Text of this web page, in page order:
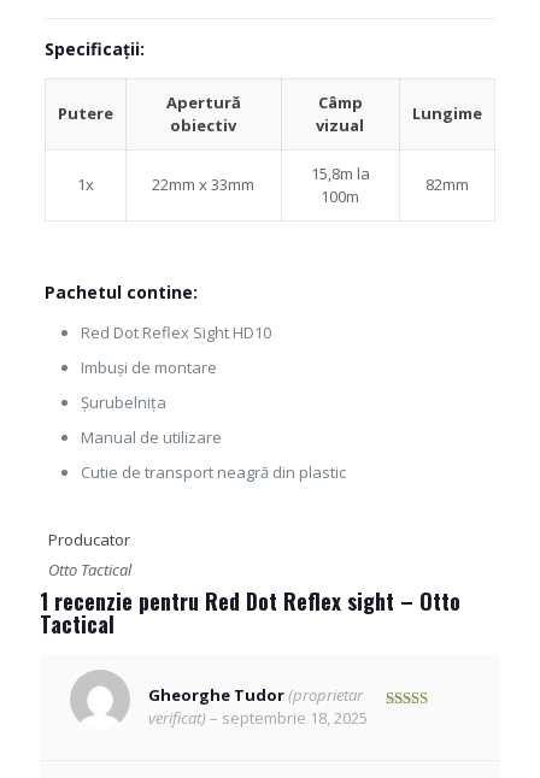
Specificații:
Putere
Apertură
obiectiv
Câmp
vizual
Lungime
1x 22mm x 33mm
15,8m la
100m
82mm
Pachetul contine:
Red Dot Reflex Sight HD10
Imbuși de montare
Șurubelnița
Manual de utilizare
Cutie de transport neagră din plastic
Producator
Otto Tactical
1 recenzie pentru Red Dot Reflex sight – Otto
Tactical
Gheorghe Tudor(proprietar
verificat) – septembrie 18, 2025